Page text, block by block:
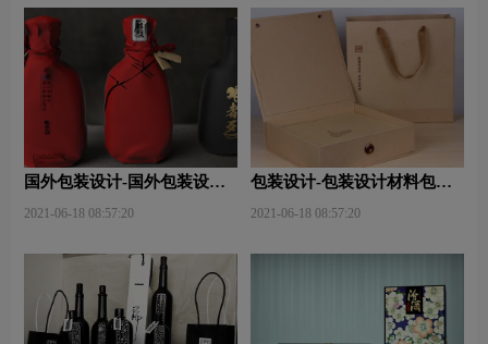
国外包装设计-国外包装设计
2021-06-18 08:57:20
包装设计-包装设计材料包含
2021-06-18 08:57:20